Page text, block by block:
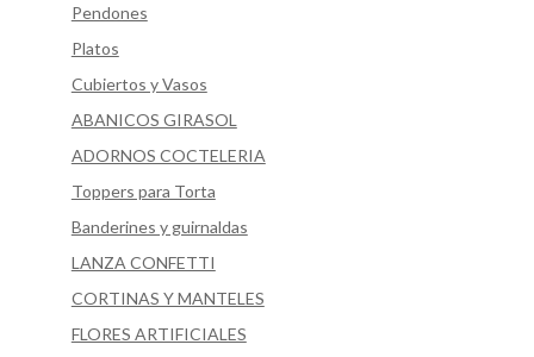
Pendones
Platos
Cubiertos y Vasos
ABANICOS GIRASOL
ADORNOS COCTELERIA
Toppers para Torta
Banderines y guirnaldas
LANZA CONFETTI
CORTINAS Y MANTELES
FLORES ARTIFICIALES